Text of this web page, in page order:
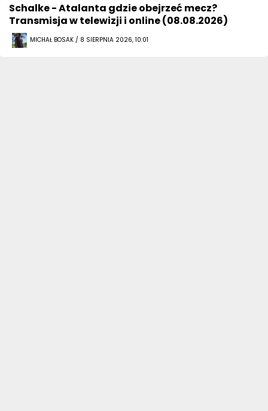
Schalke - Atalanta gdzie obejrzeć mecz?
Transmisja w telewizji i online (08.08.2026)
MICHAŁ BOSAK / 8 SIERPNIA 2026, 10:01